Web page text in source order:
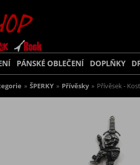
PÁNSKÉ OBLEČENÍ DOPLŇKY
» ŠPERKY » Přívěsky » Přívěsek -